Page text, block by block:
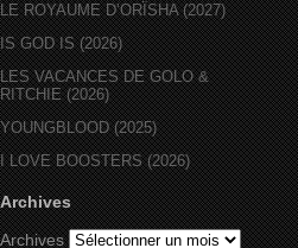
LE ROYAUME D’ORÏSHA (2027)
IS GOD IS (2026)
LES VACANCES DE GOLO &
RITCHIE (2026)
YOUNGBLOOD (2025)
I LOVE BOOSTERS (2026)
Archives
Archives